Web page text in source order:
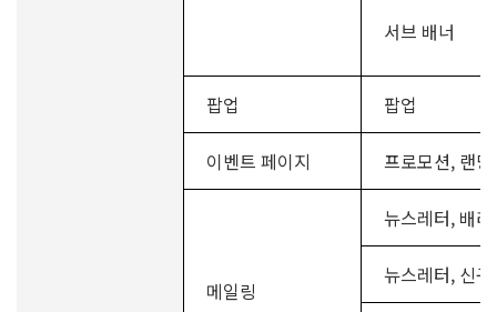
서브 배너
팝업 팝업
이벤트 페이지 프로모션, 랜
메일링
뉴스레터, 배
뉴스레터, 신